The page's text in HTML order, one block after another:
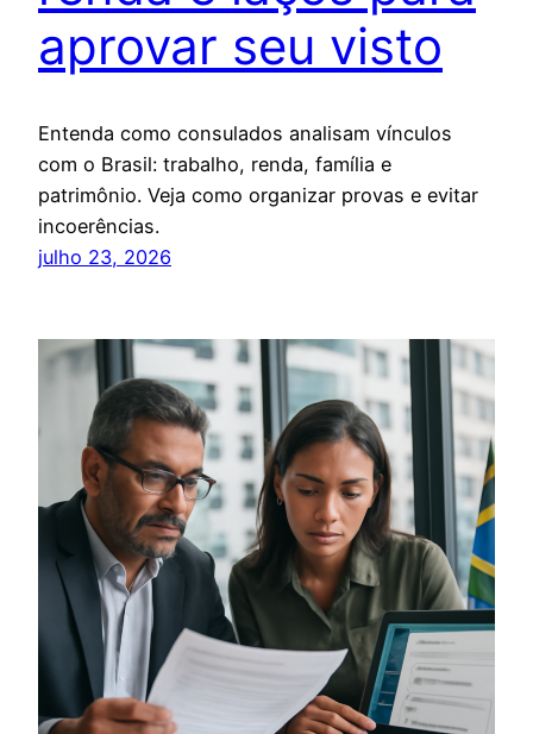
aprovar seu visto
Entenda como consulados analisam vínculos
com o Brasil: trabalho, renda, família e
patrimônio. Veja como organizar provas e evitar
incoerências.
julho 23, 2026